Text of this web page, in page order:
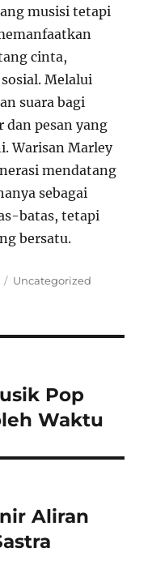
musisi tetapi
cinta,
Melalui
suara bagi
dan pesan yang
Warisan Marley
mendatang
sebagai
batas, tetapi
bersatu.
Categories
Uncategorized
Pop
Waktu
Aliran